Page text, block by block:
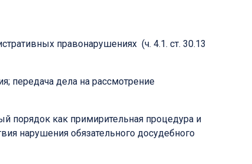
правонарушениях (ч. 4.1. ст. 30.13
передача дела на рассмотрение
порядок как примирительная процедура и
нарушения обязательного досудебного